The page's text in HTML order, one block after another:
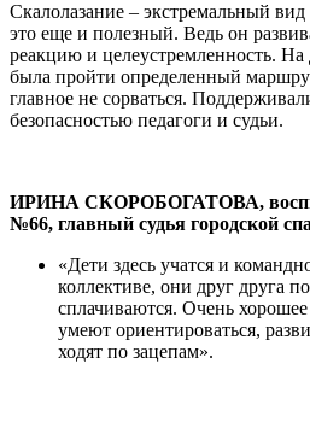
Скалолазание – экстремальный
это еще и полезный. Ведь он
реакцию и целеустремленность. На
была пройти определенный
главное не сорваться.
безопасностью педагоги и судьи.
ИРИНА СКОРОБОГАТОВА,
№66, главный судья городской
«Дети здесь учатся и
коллективе, они друг друга
сплачиваются. Очень
умеют ориентироваться,
ходят по зацепам».